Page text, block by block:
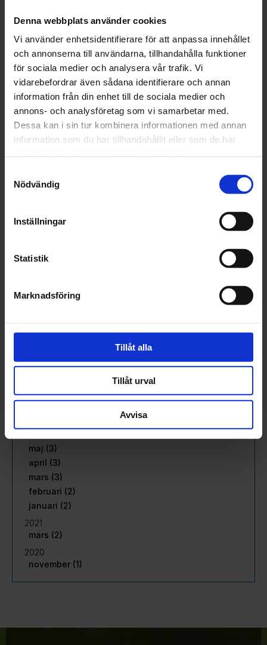
Denna webbplats använder cookies
Vi använder enhetsidentifierare för att anpassa innehållet
och annonserna till användarna, tillhandahålla funktioner
för sociala medier och analysera vår trafik. Vi
vidarebefordrar även sådana identifierare och annan
information från din enhet till de sociala medier och
annons- och analysföretag som vi samarbetar med.
Dessa kan i sin tur kombinera informationen med annan
information som du har tillhandahållit eller som de har
Nödvändig
Inställningar
Statistik
Marknadsföring
Tillåt alla
Tillåt urval
Avvisa
december (32)
oktober (1)
september (1)
juni (1)
maj (1)
april (2)
mars (4)
februari (6)
januari (3)
november (5)
september (3)
juni (2)
april (2)
januari (2)
december (1)
maj (3)
april (3)
mars (3)
februari (2)
januari (2)
2021
mars (2)
2020
november (1)